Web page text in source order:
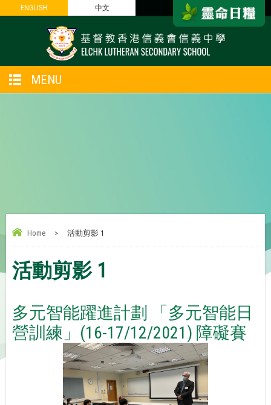
ENGLISH 中文
ENGLISH 中文
MENU
Home > 活動剪影 1
活動剪影 1
多元智能躍進計劃 「多元智能日
營訓練」(16-17/12/2021) 障礙賽